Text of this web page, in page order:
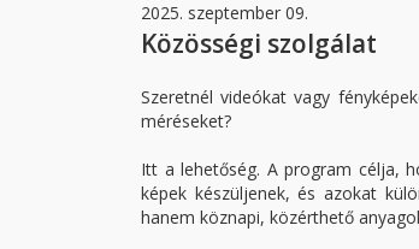
2025. szeptember 09.
Közösségi szolgálat
Szeretnél videókat vagy
méréseket?
Itt a lehetőség. A program célja,
képek készüljenek, és azokat
hanem köznapi, közérthető